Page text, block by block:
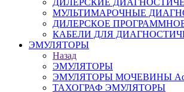
ДИЛЕРСКИЕ
МУЛЬТИМАРОЧНЫЕ
ДИЛЕРСКОЕ
КАБЕЛИ ДЛЯ
ЭМУЛЯТОРЫ
Назад
ЭМУЛЯТОРЫ
ЭМУЛЯТОРЫ МОЧЕВИНЫ
ТАХОГРАФ ЭМУЛЯТОРЫ